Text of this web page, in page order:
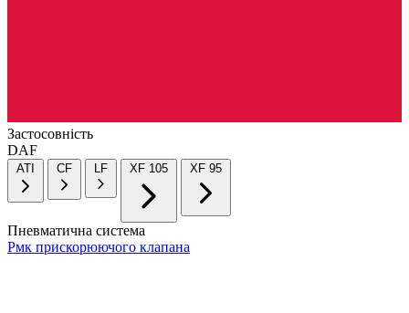
Застосовність
DAF
Пневматична система
Рмк прискорюючого клапана